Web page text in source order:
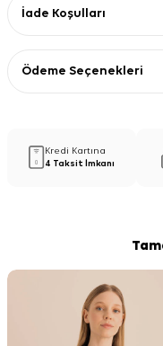
İade Koşulları
Ödeme Seçenekleri
Kredi Kartına
4 Taksit İmkanı